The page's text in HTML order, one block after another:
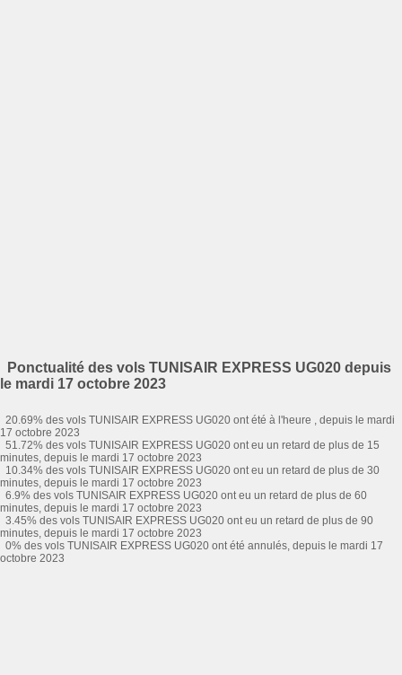
Ponctualité des vols TUNISAIR EXPRESS UG020 depuis
le mardi 17 octobre 2023
20.69% des vols TUNISAIR EXPRESS UG020 ont été à l'heure , depuis le mardi
17 octobre 2023
51.72% des vols TUNISAIR EXPRESS UG020 ont eu un retard de plus de 15
minutes, depuis le mardi 17 octobre 2023
10.34% des vols TUNISAIR EXPRESS UG020 ont eu un retard de plus de 30
minutes, depuis le mardi 17 octobre 2023
6.9% des vols TUNISAIR EXPRESS UG020 ont eu un retard de plus de 60
minutes, depuis le mardi 17 octobre 2023
3.45% des vols TUNISAIR EXPRESS UG020 ont eu un retard de plus de 90
minutes, depuis le mardi 17 octobre 2023
0% des vols TUNISAIR EXPRESS UG020 ont été annulés, depuis le mardi 17
octobre 2023